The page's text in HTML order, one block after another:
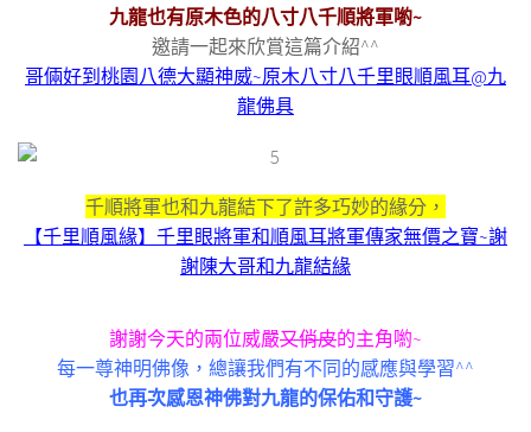
九龍也有原木色的八寸八千順將軍喲~
邀請一起來欣賞這篇介紹^^
哥倆好到桃園八德大顯神威~原木八寸八千里眼順風耳@九
龍佛具
千順將軍也和九龍結下了許多巧妙的緣分，
【千里順風緣】千里眼將軍和順風耳將軍傳家無價之寶~謝
謝陳大哥和九龍結緣
謝謝今天的兩位威嚴又俏皮的主角喲~
每一尊神明佛像，總讓我們有不同的感應與學習^^
也再次感恩神佛對九龍的保佑和守護~